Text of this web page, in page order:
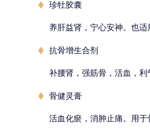
珍牡胶囊
养肝益肾，宁心安神。也
抗骨增生合剂
补腰肾，强筋骨，活血，利
骨健灵膏
活血化瘀，消肿止痛。用于